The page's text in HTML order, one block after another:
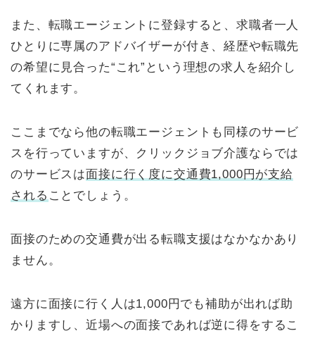
また、転職エージェントに登録すると、求職者一人
ひとりに専属のアドバイザーが付き、経歴や転職先
の希望に見合った“これ”という理想の求人を紹介し
てくれます。
ここまでなら他の転職エージェントも同様のサービ
スを行っていますが、クリックジョブ介護ならでは
のサービスは面接に行く度に交通費1,000円が支給
される ことでしょう。
面接のための交通費が出る転職支援はなかなかあり
ません。
遠方に面接に行く人は1,000円でも補助が出れば助
かりますし、近場への面接であれば逆に得をするこ